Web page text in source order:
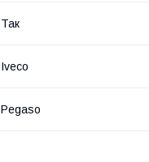
Так
Iveco
Pegaso